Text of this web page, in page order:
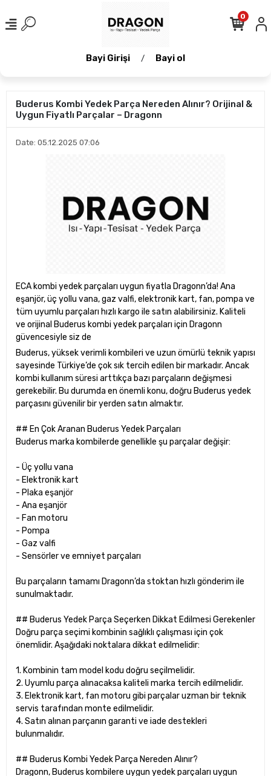
Bayi Girişi / Bayi ol
0
Buderus Kombi Yedek Parça Nereden Alınır? Orijinal &
Uygun Fiyatlı Parçalar – Dragonn
Date: 05.12.2025 07:06
ECA kombi yedek parçaları uygun fiyatla Dragonn’da! Ana
eşanjör, üç yollu vana, gaz valfi, elektronik kart, fan, pompa ve
tüm uyumlu parçaları hızlı kargo ile satın alabilirsiniz. Kaliteli
ve orijinal Buderus kombi yedek parçaları için Dragonn
güvencesiyle siz de
Buderus, yüksek verimli kombileri ve uzun ömürlü teknik yapısı
sayesinde Türkiye’de çok sık tercih edilen bir markadır. Ancak
kombi kullanım süresi arttıkça bazı parçaların değişmesi
gerekebilir. Bu durumda en önemli konu, doğru Buderus yedek
parçasını güvenilir bir yerden satın almaktır.
## En Çok Aranan Buderus Yedek Parçaları
Buderus marka kombilerde genellikle şu parçalar değişir:
- Üç yollu vana
- Elektronik kart
- Plaka eşanjör
- Ana eşanjör
- Fan motoru
- Pompa
- Gaz valfi
- Sensörler ve emniyet parçaları
Bu parçaların tamamı Dragonn’da stoktan hızlı gönderim ile
sunulmaktadır.
## Buderus Yedek Parça Seçerken Dikkat Edilmesi Gerekenler
Doğru parça seçimi kombinin sağlıklı çalışması için çok
önemlidir. Aşağıdaki noktalara dikkat edilmelidir:
1. Kombinin tam model kodu doğru seçilmelidir.
2. Uyumlu parça alınacaksa kaliteli marka tercih edilmelidir.
3. Elektronik kart, fan motoru gibi parçalar uzman bir teknik
servis tarafından monte edilmelidir.
4. Satın alınan parçanın garanti ve iade destekleri
bulunmalıdır.
## Buderus Kombi Yedek Parça Nereden Alınır?
Dragonn, Buderus kombilere uygun yedek parçaları uygun